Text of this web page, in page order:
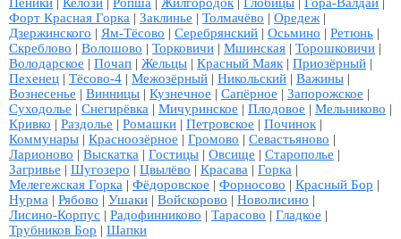
Пеники | Келози | Ропша | Жилгородок| Глобицы | Гора-Валдай |
Форт Красная Горка | Заклинье | Толмачёво | Оредеж|
Дзержинского | Ям-Тёсово | Серебрянский | Осьмино | Ретюнь |
Скреблово | Волошово | Торковичи | Мшинская | Торошковичи |
Володарское | Почап | Жельцы | Красный Маяк| Приозёрный |
Пехенец | Тёсово-4 | Межозёрный | Никольский | Важины |
Вознесенье | Винницы | Кузнечное | Сапёрное | Запорожское |
Суходолье | Снегирёвка | Мичуринское | Плодовое | Мельниково |
Кривко | Раздолье | Ромашки | Петровское | Починок|
Коммунары | Красноозёрное | Громово | Севастьяново |
Ларионово | Выскатка | Гостицы | Овсище | Старополье |
Загривье | Шугозеро | Цвылёво | Красава | Горка |
Мелегежская Горка | Фёдоровское | Форносово | Красный Бор |
Нурма | Рябово | Ушаки | Войскорово | Новолисино |
Лисино-Корпус | Радофинниково | Тарасово | Гладкое |
Трубников Бор | Шапки